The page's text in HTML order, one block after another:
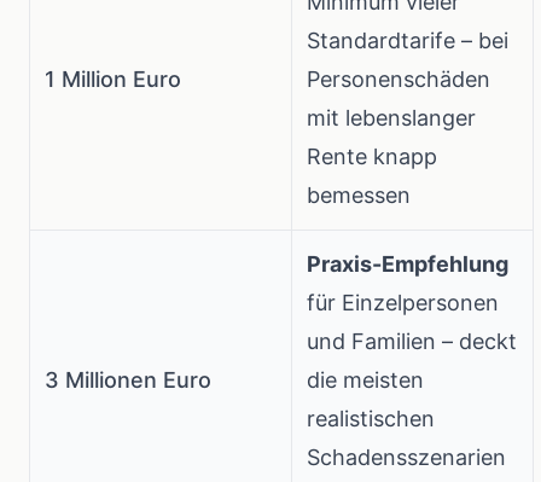
1 Million Euro
Standardtarife – bei
Personenschäden
mit lebenslanger
Rente knapp
bemessen
3 Millionen Euro
Praxis-Empfehlung
für Einzelpersonen
und Familien – deckt
die meisten
realistischen
Schadensszenarien